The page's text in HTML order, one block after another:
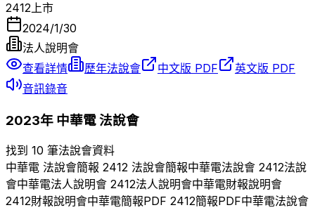
2412上市
2024/1/30
法人說明會
查看詳情
歷年法說會 中文版 PDF
英文版 PDF
音訊錄音
2023年 中華電法說會
找到 10 筆法說會資料
中華電 法說會簡報 2412 法說會簡報中華電法說會 2412法說
會中華電法人說明會 2412法人說明會中華電財報說明會
2412財報說明會中華電簡報PDF 2412簡報PDF中華電法說會